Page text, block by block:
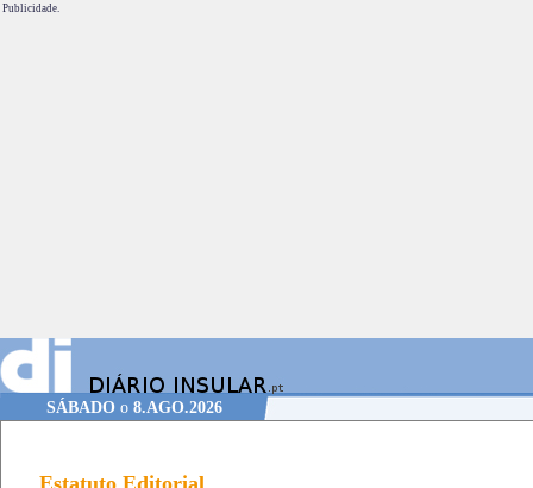
Publicidade.
SÁBADOo 8.AGO.2026
Estatuto Editorial